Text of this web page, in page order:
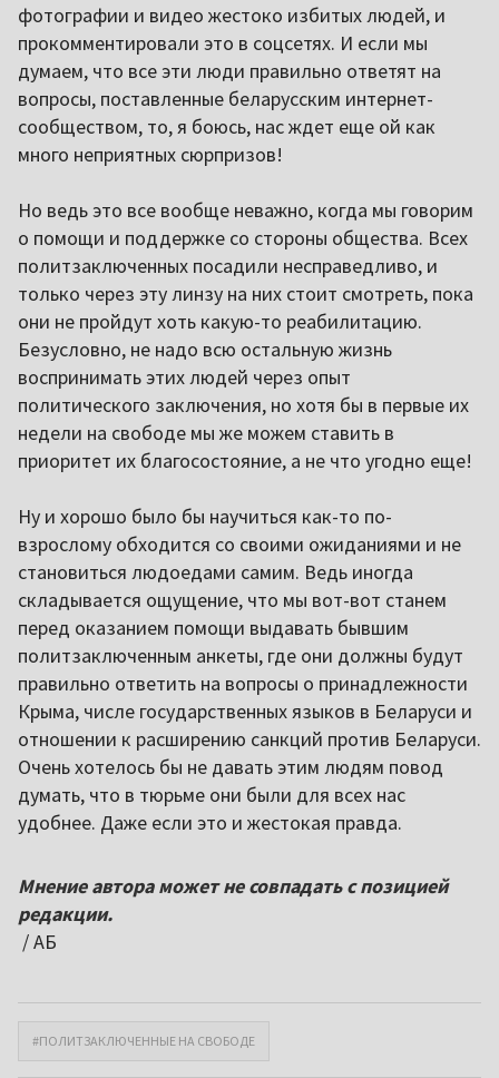
фотографии и видео жестоко избитых людей, и
прокомментировали это в соцсетях. И если мы
думаем, что все эти люди правильно ответят на
вопросы, поставленные беларусским интернет-
сообществом, то, я боюсь, нас ждет еще ой как
много неприятных сюрпризов!
Но ведь это все вообще неважно, когда мы говорим
о помощи и поддержке со стороны общества. Всех
политзаключенных посадили несправедливо, и
только через эту линзу на них стоит смотреть, пока
они не пройдут хоть какую-то реабилитацию.
Безусловно, не надо всю остальную жизнь
воспринимать этих людей через опыт
политического заключения, но хотя бы в первые их
недели на свободе мы же можем ставить в
приоритет их благосостояние, а не что угодно еще!
Ну и хорошо было бы научиться как-то по-
взрослому обходится со своими ожиданиями и не
становиться людоедами самим. Ведь иногда
складывается ощущение, что мы вот-вот станем
перед оказанием помощи выдавать бывшим
политзаключенным анкеты, где они должны будут
правильно ответить на вопросы о принадлежности
Крыма, числе государственных языков в Беларуси и
отношении к расширению санкций против Беларуси.
Очень хотелось бы не давать этим людям повод
думать, что в тюрьме они были для всех нас
удобнее. Даже если это и жестокая правда.
Мнение автора может не совпадать с позицией
редакции.
/ АБ
#ПОЛИТЗАКЛЮЧЕННЫЕ НА СВОБОДЕ